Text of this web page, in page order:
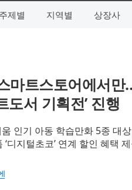
주제별 지역별 상장사
마트스토어에서
도서 기획전’ 진행
움 인기 아동 학습만화 5종 대
디지털초코’ 연계 할인 혜택